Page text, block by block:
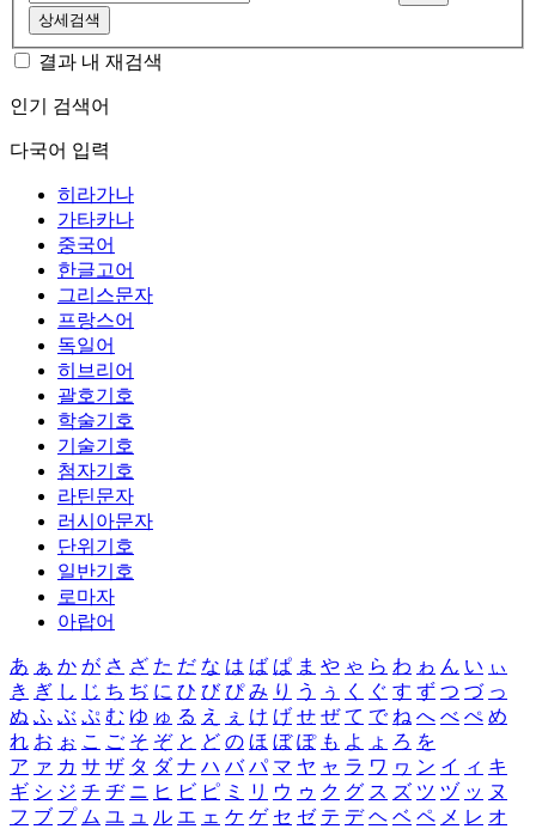
상세검색
결과 내 재검색
인기 검색어
다국어 입력
히라가나
가타카나
중국어
한글고어
그리스문자
프랑스어
독일어
히브리어
괄호기호
학술기호
기술기호
첨자기호
라틴문자
러시아문자
단위기호
일반기호
로마자
아랍어
あ ぁ か が さ ざ た だ な は ば ぱ ま や ゃ ら わ ゎ ん い ぃ
き ぎ し じ ち ぢ に ひ び ぴ み り う ぅ く ぐ す ず つ づ っ
ぬ ふ ぶ ぷ む ゆ ゅ る え ぇ け げ せ ぜ て で ね へ べ ぺ め
れ お ぉ こ ご そ ぞ と ど の ほ ぼ ぽ も よ ょ ろ を
ア ァ カ サ ザ タ ダ ナ ハ バ パ マ ヤ ャ ラ ワ ヮ ン イ ィ キ
ギ シ ジ チ ヂ ニ ヒ ビ ピ ミ リ ウ ゥ ク グ ス ズ ツ ヅ ッ ヌ
フ ブ プ ム ユ ュ ル エ ェ ケ ゲ セ ゼ テ デ ヘ ベ ペ メ レ オ